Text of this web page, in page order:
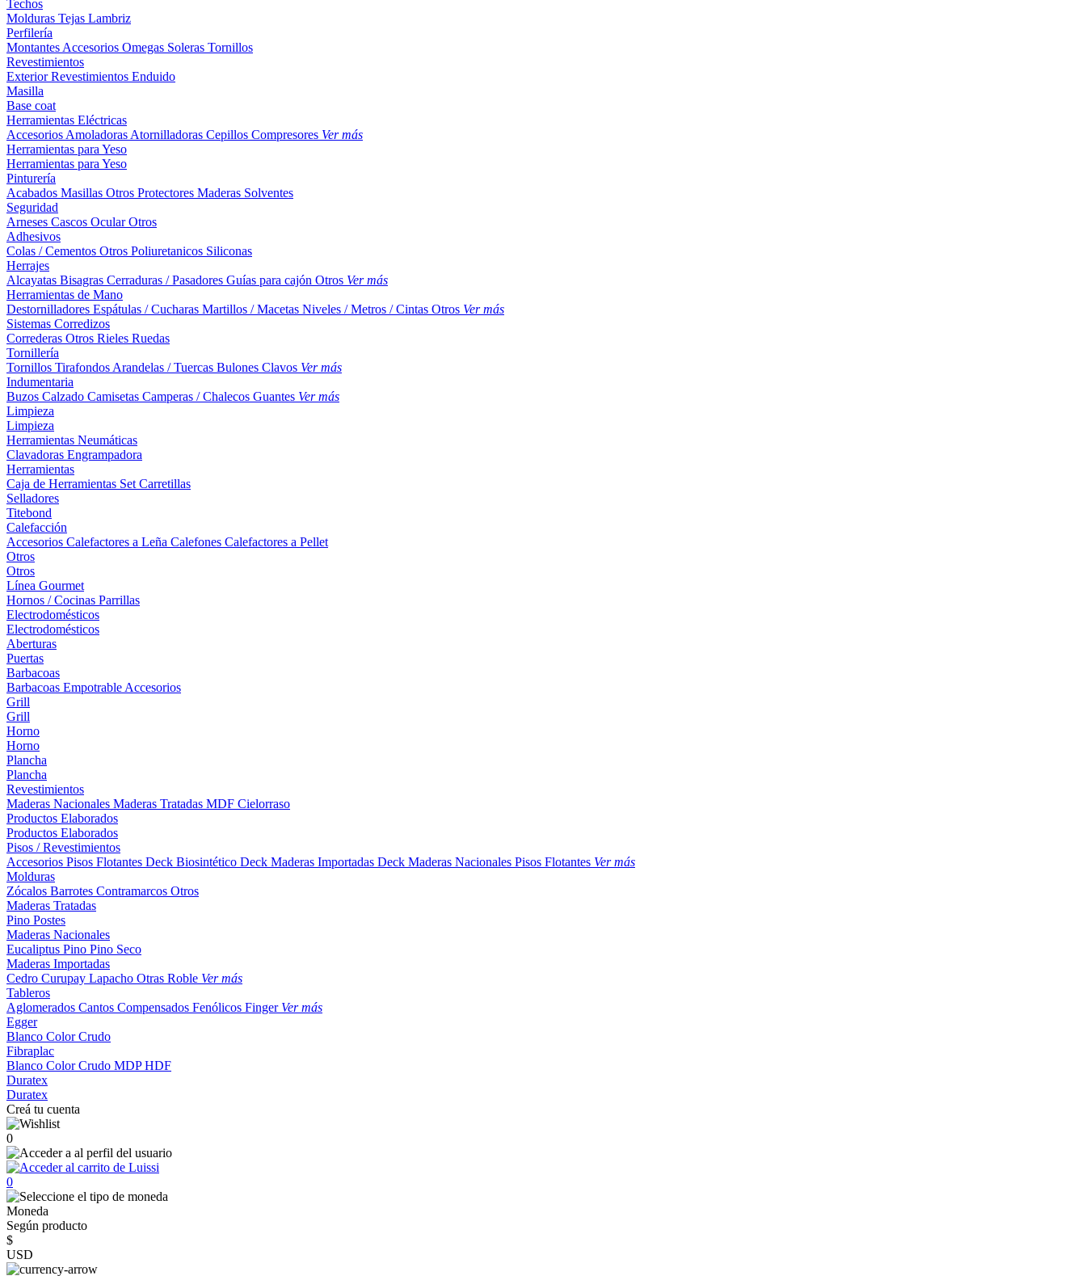
Techos
Molduras Tejas Lambriz
Perfilería
Montantes Accesorios Omegas Soleras Tornillos
Revestimientos
ExteriorRevestimientos Enduido
Masilla
Base coat
Herramientas Eléctricas
Accesorios Amoladoras Atornilladoras Cepillos Compresores Ver más
Herramientas para Yeso
Herramientas para Yeso
Pinturería
Acabados Masillas Otros Protectores Maderas Solventes
Seguridad
Arneses Cascos OcularOtros
Adhesivos
Colas / Cementos Otros Poliuretanicos Siliconas
Herrajes
Alcayatas Bisagras Cerraduras / Pasadores Guías para cajón Otros Ver más
Herramientas de Mano
Destornilladores Espátulas / Cucharas Martillos / Macetas Niveles / Metros / Cintas Otros Ver más
Sistemas Corredizos
Correderas Otros Rieles Ruedas
Tornillería
Tornillos Tirafondos Arandelas / Tuercas Bulones Clavos Ver más
Indumentaria
Buzos Calzado Camisetas Camperas / Chalecos Guantes Ver más
Limpieza
Limpieza
Herramientas Neumáticas
Clavadoras Engrampadora
Herramientas
Caja de Herramientas Set Carretillas
Selladores
Titebond
Calefacción
Accesorios Calefactores a Leña Calefones Calefactores a Pellet
Otros
Otros
Línea Gourmet
Hornos / Cocinas Parrillas
Electrodomésticos
Electrodomésticos
Aberturas
Puertas
Barbacoas
Barbacoas Empotrable Accesorios
Grill
Grill
Horno
Horno
Plancha
Plancha
Revestimientos
Maderas Nacionales Maderas Tratadas MDF Cielorraso
Productos Elaborados
Productos Elaborados
Pisos / Revestimientos
Accesorios Pisos Flotantes Deck Biosintético Deck Maderas Importadas Deck Maderas Nacionales Pisos Flotantes Ver más
Molduras
Zócalos Barrotes Contramarcos Otros
Maderas Tratadas
Pino Postes
Maderas Nacionales
Eucaliptus Pino Pino Seco
Maderas Importadas
Cedro Curupay Lapacho Otras Roble Ver más
Tableros
Aglomerados Cantos Compensados Fenólicos Finger Ver más
Egger
Blanco ColorCrudo
Fibraplac
Blanco ColorCrudo MDPHDF
Duratex
Duratex
Creá tu cuenta
0
0
Moneda
Según producto
$
USD